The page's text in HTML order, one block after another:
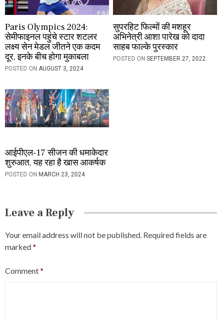
Paris Olympics 2024:
सेमीफाइनल पहुंचे स्टार शटलर
लक्ष्य सेन मेडल जीतने एक कदम
दूर, इनके बीच होगा मुकाबला
POSTED ON AUGUST 3, 2024
सुपरहिट फिल्मों की मशहूर
अभिनेत्री आशा पारेख को दादा
साहब फाल्के पुरस्कार
POSTED ONSEPTEMBER 27, 2022
आईपीएल-17 सीजन की धमाकेदार
शुरुआत, यह रहा है खास आकर्षक
POSTED ON MARCH 23, 2024
Leave a Reply
Your email address will not be published. Required fields are
marked*
Comment*